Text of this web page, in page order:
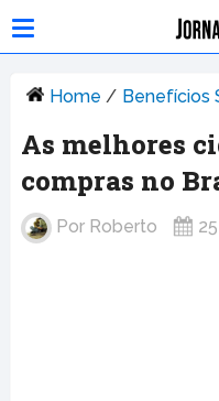
Home / Benefícios
As melhores
compras no
Por Roberto